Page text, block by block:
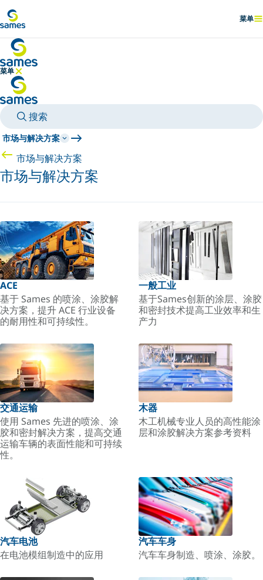
显示
菜单
菜单
隐藏菜单
搜索
市场与解决方案
市场与解决方案
市场与解决方案
ACE
基于 Sames 的喷涂、涂胶解
决方案，提升 ACE 行业设备
的耐用性和可持续性。
一般工业
基于Sames创新的涂层、涂胶
和密封技术提高工业效率和生
产力
交通运输
使用 Sames 先进的喷涂、涂
胶和密封解决方案，提高交通
运输车辆的表面性能和可持续
性。
木器
木工机械专业人员的高性能涂
层和涂胶解决方案参考资料
汽车电池
在电池模组制造中的应用
汽车车身
汽车车身制造、喷涂、涂胶。